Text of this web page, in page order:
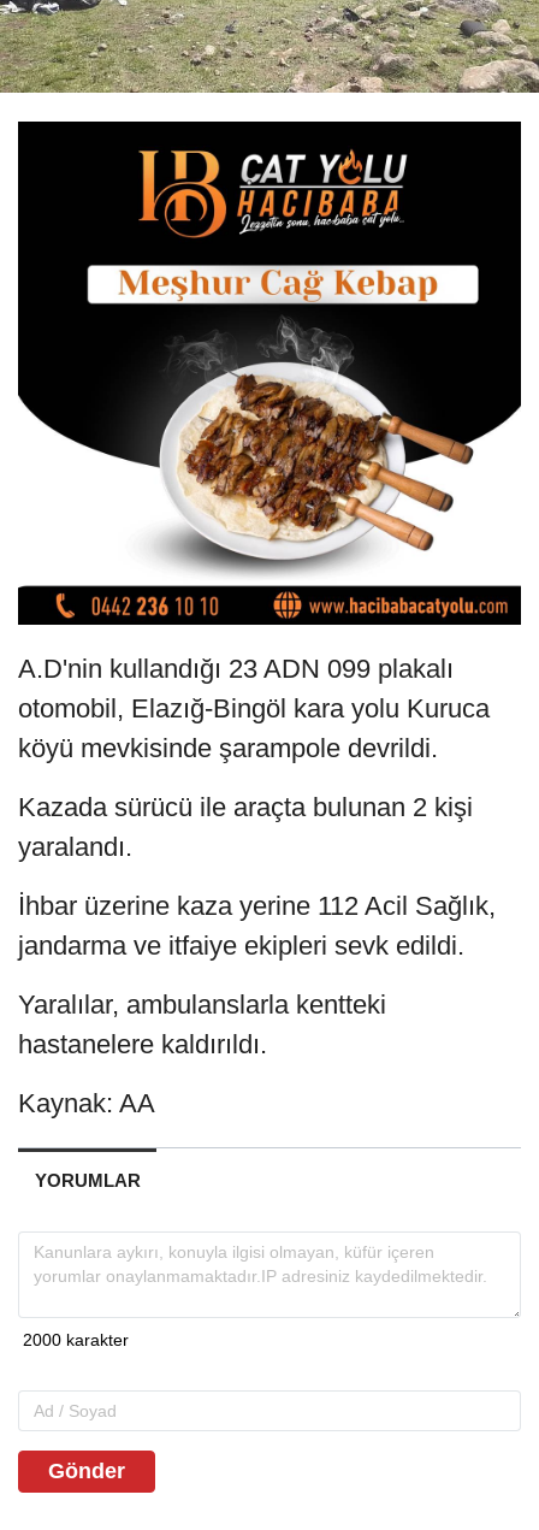
A.D'nin kullandığı 23 ADN 099 plakalı
otomobil, Elazığ-Bingöl kara yolu Kuruca
köyü mevkisinde şarampole devrildi.
Kazada sürücü ile araçta bulunan 2 kişi
yaralandı.
İhbar üzerine kaza yerine 112 Acil Sağlık,
jandarma ve itfaiye ekipleri sevk edildi.
Yaralılar, ambulanslarla kentteki
hastanelere kaldırıldı.
Kaynak: AA
YORUMLAR
Gönder